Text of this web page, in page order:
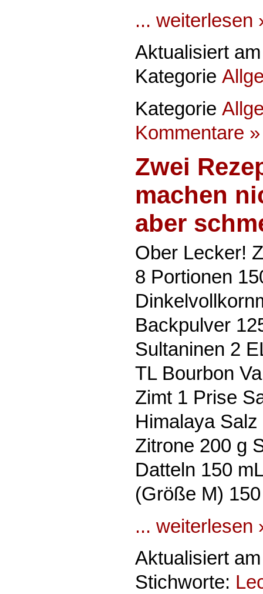
... weiterlesen
Aktualisiert
Kategorie
Kategorie
Kommentare »
Zwei
machen
aber
Ober Lecker!
8 Portionen
Backpulver
Sultaninen 2
TL Bourbon
Zimt 1 Prise
Himalaya
Zitrone 200 g
Datteln 150
(Größe M)
... weiterlesen
Aktualisiert
Stichworte: